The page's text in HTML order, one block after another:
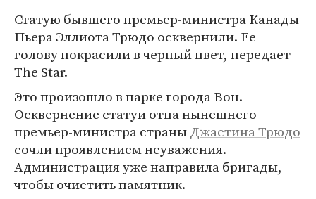
Статую бывшего премьер-министра Канады
Пьера Эллиота Трюдо осквернили. Ее
голову покрасили в черный цвет, передает
The Star.
Это произошло в парке города Вон.
Осквернение статуи отца нынешнего
премьер-министра страныДжастина Трюдо
сочли проявлением неуважения.
Администрация уже направила бригады,
чтобы очистить памятник.